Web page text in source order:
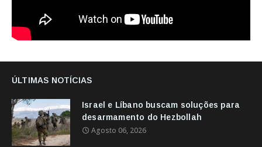
ÚLTIMAS NOTÍCIAS
Israel e Líbano buscam soluções para
desarmamento do Hezbollah
Agosto 06, 2026